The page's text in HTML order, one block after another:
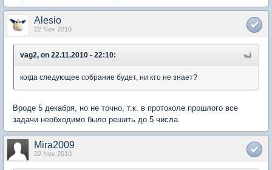
Alesio
22 Nov 2010
vag2, on 22.11.2010 - 22:10:
когда следующее собрание будет, ни кто не знает?
Вроде 5 декабря, но не точно, т.к. в протоколе прошлого все
задачи необходимо было решить до 5 числа.
Mira2009
22 Nov 2010